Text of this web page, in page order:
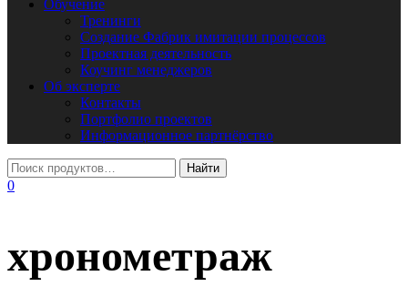
Обучение
Тренинги
Создание Фабрик имитации процессов
Проектная деятельность
Коучинг менеджеров
Об эксперте
Контакты
Портфолио проектов
Информационное партнёрство
0
хронометраж